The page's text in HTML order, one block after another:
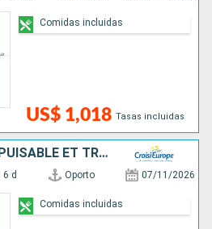
US$ 1,018 Tasas incluidas
Comidas incluidas
LE DOURO JOYAU INÉPUISABLE ET TRADITIONS ANCESTRALES (FORMULE PORT-PORT)
6 d Oporto 07/11/2026
Comidas incluidas